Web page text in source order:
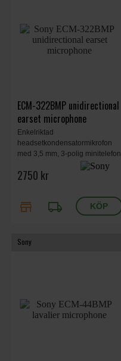
ECM-322BMP unidirectional
earset microphone
Enkelriktad
headsetkondensatormikrofon
med 3,5 mm, 3-polig minitelefon
2750 kr
store local_shipping
Sony